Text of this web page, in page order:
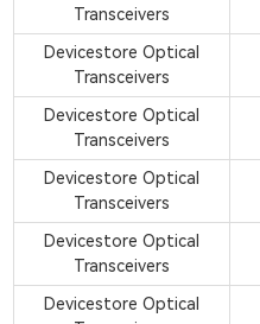
Transceivers
Devicestore Optical
Transceivers
Devicestore Optical
Transceivers
Devicestore Optical
Transceivers
Devicestore Optical
Transceivers
Devicestore Optical